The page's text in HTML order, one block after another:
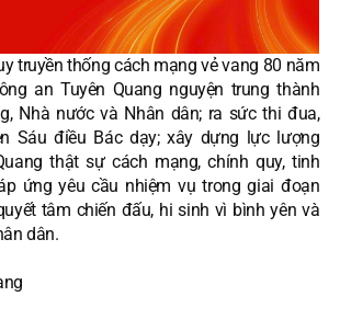
truyền thống cách mạng vẻ vang 80 năm
an Tuyên Quang nguyện trung thành
Nhà nước và Nhân dân; ra sức thi đua,
Sáu điều Bác dạy; xây dựng lực lượng
thật sự cách mạng, chính quy, tinh
ứng yêu cầu nhiệm vụ trong giai đoạn
tâm chiến đấu, hi sinh vì bình yên và
dân.